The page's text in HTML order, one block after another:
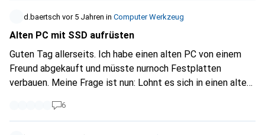
d.baertsch vor 5 Jahren in Computer Werkzeug
Alten PC mit SSD aufrüsten
Guten Tag allerseits. Ich habe einen alten PC von einem
Freund abgekauft und müsste nurnoch Festplatten
verbauen. Meine Frage ist nun: Lohnt es sich in einen alten
da sich mein Kollege sich nicht so genau errinern kann. Das
6